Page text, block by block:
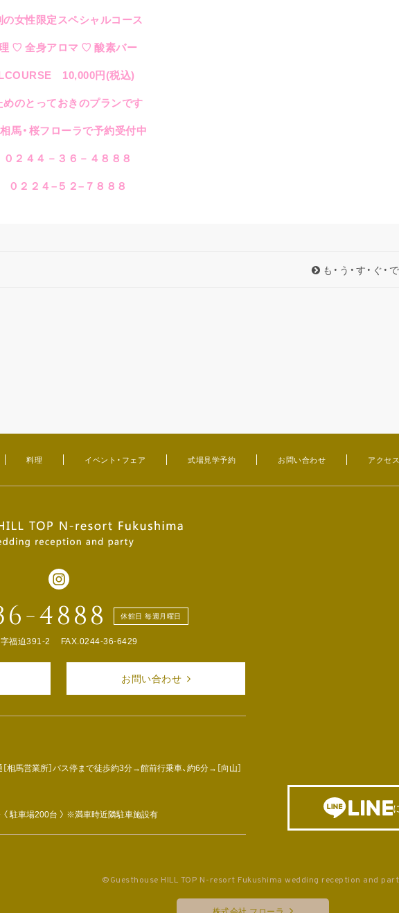
女性限定スペシャルコース
♡ 全身アロマ ♡ 酸素バー
10,000円(税込)
めのとっておきのプランです
馬・桜フローラで予約受付中
２４４－３６－４８８８
０２２４–５２– ７８８８
も・う・す・ぐ・
料理 イベント・フェア 式場見学予約 お問い合わせ アクセス
4888 休館日 毎週月曜日
福迫391-2 FAX.0244-36-6429
お問い合わせ
［相馬営業所］バス停まで徒歩約3分→館前行乗車、約6分→［向山］
〈 駐車場200台 〉 ※満車時近隣駐車施設有
©Guesthouse HILL TOP N-resort Fukushima wedding reception and